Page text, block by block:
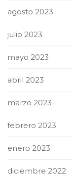
agosto 2023
julio 2023
mayo 2023
abril 2023
marzo 2023
febrero 2023
enero 2023
diciembre 2022